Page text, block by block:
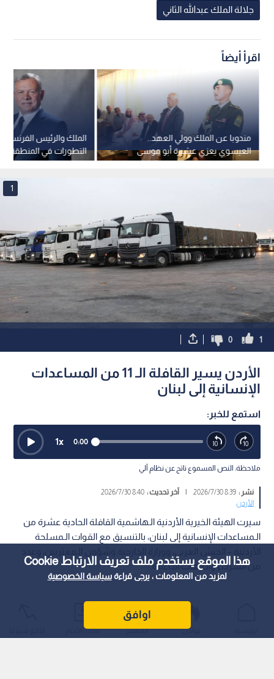
هذا الموقع يستخدم ملف تعريف الارتباط Cookie
لمزيد من المعلومات ، يرجى قراءةسياسة الخصوصية
اوافق
جلالة الملك عبدالله الثاني
اقرأ أيضاً
الملك والرئيس الفرنسي
التطورات في المنطقة
مندوبا عن الملك وولي العهد..
العيسوي يعزي عشيرة أبو موسى
العليقات
1
1
0
الأردن يسير القافلة الـ 11 من المساعدات
الإنسانية إلى لبنان
استمع للخبر:
0:00
1x
ملاحظة: النص المسموع ناتج عن نظام آلي
نشر :8:39 2026/7/30
| آخر تحديث :8:40 2026/7/30
الأردن
سيرت الهيئة الخيرية الأردنية الـهاشمية القافلة الحادية عشرة من
الـمساعدات الإنسانية إلى لبنان، بالتنسيق مع القوات الـمسلحة
من الشركاء والـجهات الداعمة.
عواجل المباشر أحدث الأخبار